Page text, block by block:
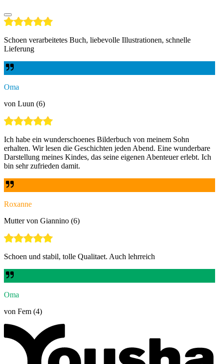
Schoen verarbeitetes Buch, liebevolle Illustrationen, schnelle
Lieferung
Oma
von Luun (6)
Ich habe ein wunderschoenes Bilderbuch von meinem Sohn
erhalten. Wir lesen die Geschichten jeden Abend. Eine wunderbare
Darstellung meines Kindes, das seine eigenen Abenteuer erlebt. Ich
bin sehr zufrieden damit.
Roxanne
Mutter von Giannino (6)
Schoen und stabil, tolle Qualitaet. Auch lehrreich
Oma
von Fem (4)